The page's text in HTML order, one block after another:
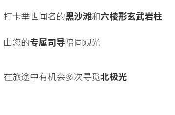
打卡举世闻名的黑沙滩和六棱形玄武岩柱
由您的专属司导陪同观光
在旅途中有机会多次寻觅北极光